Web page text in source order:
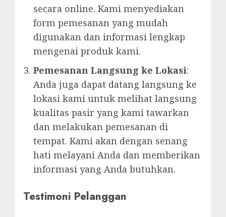
secara online. Kami menyediakan
form pemesanan yang mudah
digunakan dan informasi lengkap
mengenai produk kami.
Pemesanan Langsung ke Lokasi:
Anda juga dapat datang langsung ke
lokasi kami untuk melihat langsung
kualitas pasir yang kami tawarkan
dan melakukan pemesanan di
tempat. Kami akan dengan senang
hati melayani Anda dan memberikan
informasi yang Anda butuhkan.
Testimoni Pelanggan